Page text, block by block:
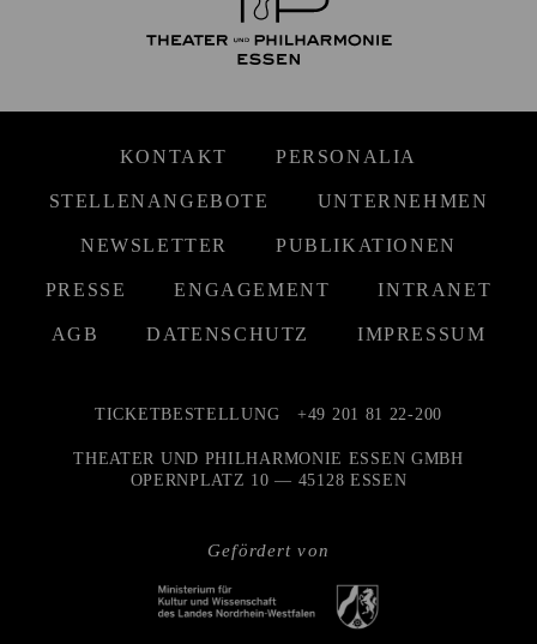
KONTAKT PERSONALIA
STELLENANGEBOTE UNTERNEHMEN
NEWSLETTER PUBLIKATIONEN
PRESSE ENGAGEMENT INTRANET
AGB DATENSCHUTZ IMPRESSUM
Gefördert von
TICKETBESTELLUNG +49 201 81 22-200
THEATER UND PHILHARMONIE ESSEN GMBH
OPERNPLATZ 10 — 45128 ESSEN